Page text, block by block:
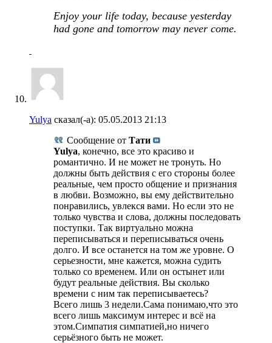
Enjoy your life today, because yesterday
had gone and tomorrow may never come.
Yulya сказал(-а): 05.05.2013 21:13
Сообщение от Тати
Yulya, конечно, все это красиво и
романтично. И не может не тронуть. Но
должны быть действия с его стороны более
реальные, чем просто общение и признания
в любви. Возможно, вы ему действительно
понравились, увлекся вами. Но если это не
только чувства и слова, должны последовать
поступки. Так виртуально можна
переписываться и переписываться очень
долго. И все останется на том же уровне. О
серьезности, мне кажется, можна судить
только со временем. Или он остынет или
будут реальные действия. Вы сколько
времени с ним так переписываетесь?
Всего лишь 3 недели.Сама понимаю,что это
всего лишь максимум интерес и всё на
этом.Симпатия симпатией,но ничего
серьёзного быть не может.